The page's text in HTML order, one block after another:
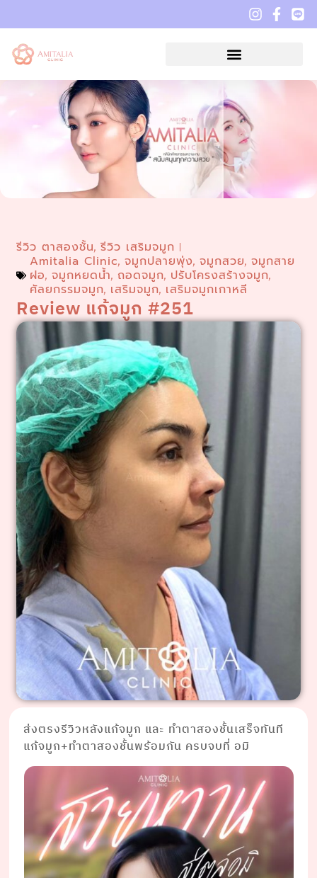
รีวิว ตาสองชั้น,รีวิว เสริมจมูก
Amitalia Clinic,จมูกปลายพุ่ง,จมูกสวย,จมูกสาย
ฝอ,จมูกหยดน้ำ, ถอดจมูก, ปรับโครงสร้างจมูก,
ศัลยกรรมจมูก, เสริมจมูก, เสริมจมูกเกาหลี
Review แก้จมูก #251
ส่งตรงรีวิวหลังแก้จมูก และ ทำตาสองชั้นเสร็จทันที
แก้จมูก+ทำตาสองชั้นพร้อมกัน ครบจบที่ อมิ